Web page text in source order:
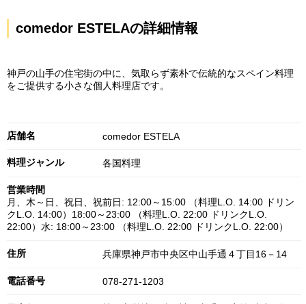
comedor ESTELAの詳細情報
神戸の山手の住宅街の中に、気取らず素朴で伝統的なスペイン料理
をご提供する小さな個人料理店です。
店舗名 comedor ESTELA
料理ジャンル 各国料理
営業時間
月、木～日、祝日、祝前日: 12:00～15:00 （料理L.O. 14:00 ドリン
クL.O. 14:00）18:00～23:00 （料理L.O. 22:00 ドリンクL.O.
22:00）水: 18:00～23:00 （料理L.O. 22:00 ドリンクL.O. 22:00）
住所 兵庫県神戸市中央区中山手通４丁目16－14
電話番号 078-271-1203